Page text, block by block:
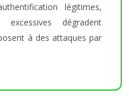
légitimes,
dégradent
à des attaques par